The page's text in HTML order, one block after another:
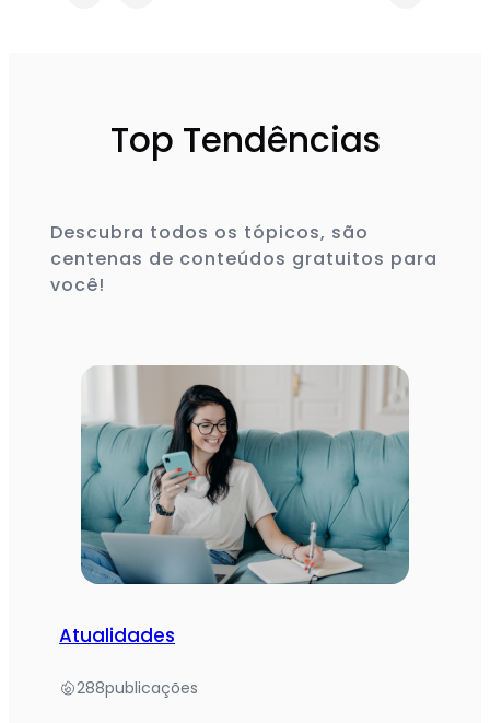
Top Tendências
Descubra todos os tópicos, são
centenas de conteúdos gratuitos para
você!
Atualidades
288publicações